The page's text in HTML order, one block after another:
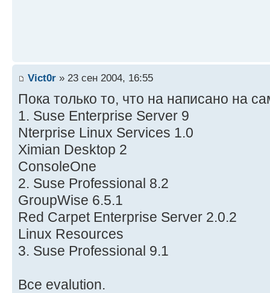
Vict0r » 23 сен 2004, 16:55
Пока только то, что на написано на
1. Suse Enterprise Server 9
Nterprise Linux Services 1.0
Ximian Desktop 2
ConsoleOne
2. Suse Professional 8.2
GroupWise 6.5.1
Red Carpet Enterprise Server 2.0.2
Linux Resources
3. Suse Professional 9.1
Все evalution.